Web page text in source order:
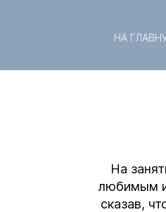
НА
На
любимым
сказав,